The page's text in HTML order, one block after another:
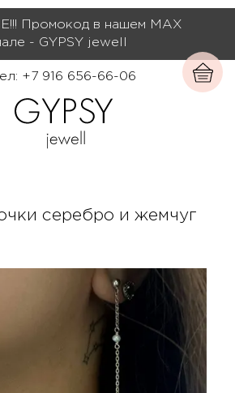
Промокод в нашем МАХ
- GYPSY jewell
+7 916 656-66-06
серебро и жемчуг